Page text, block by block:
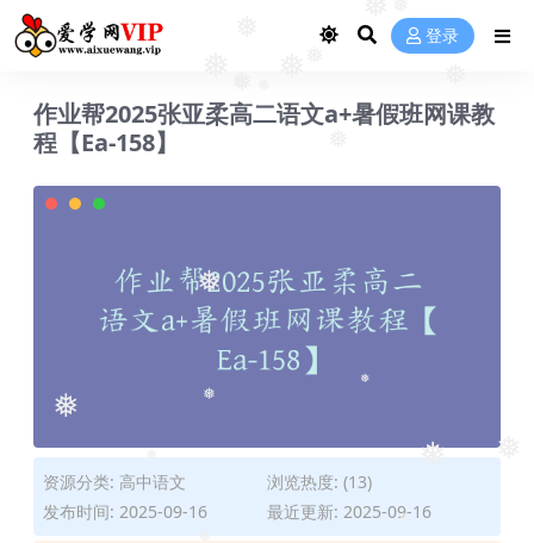
❅
❅
❅
❅
❅
❅ ❅
❅ ❅
❅
❅ 登录
作业帮2025张亚柔高二语文a+暑假班网课教
程【Ea-158】
资源分类: 高中语文
浏览热度: (13)
发布时间: 2025-09-16
最近更新: 2025-09-16